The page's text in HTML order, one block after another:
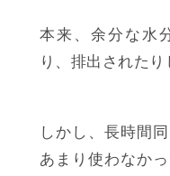
本来、余分な水
り、排出されたり
しかし、長時間
あまり使わなか